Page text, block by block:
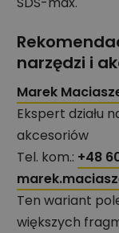
narzędzi i
Marek
Ekspert działu
akcesoriów
Tel. kom.: +48
Ten wariant
większych